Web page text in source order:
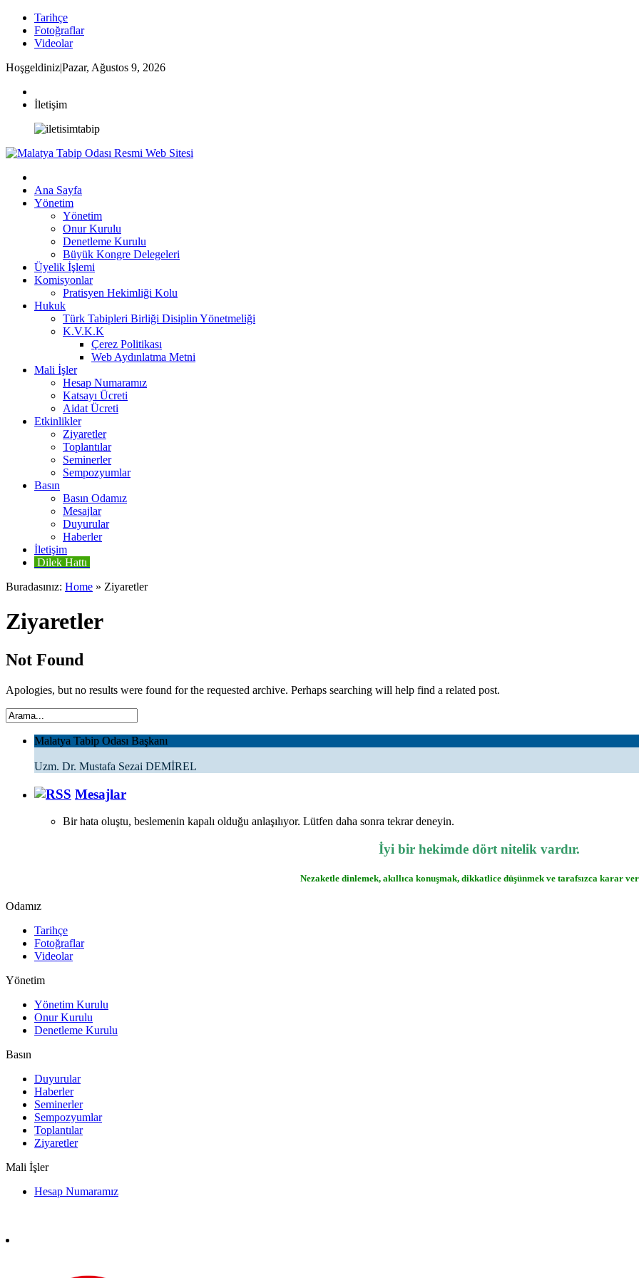
Tarihçe
Fotoğraflar
Videolar
Hoşgeldiniz|Pazar, Ağustos 9, 2026
İletişim
Ana Sayfa
Yönetim
Yönetim
Onur Kurulu
Denetleme Kurulu
Büyük Kongre Delegeleri
Üyelik İşlemi
Komisyonlar
Pratisyen Hekimliği Kolu
Hukuk
Türk Tabipleri Birliği Disiplin Yönetmeliği
K.V.K.K
Çerez Politikası
Web Aydınlatma Metni
Mali İşler
Hesap Numaramız
Katsayı Ücreti
Aidat Ücreti
Etkinlikler
Ziyaretler
Toplantılar
Seminerler
Sempozyumlar
Basın
Basın Odamız
Mesajlar
Duyurular
Haberler
İletişim
Dilek Hattı
Buradasınız: Home » Ziyaretler
Ziyaretler
Not Found
Apologies, but no results were found for the requested archive. Perhaps searching will help find a related post.
Malatya Tabip Odası Başkanı
Uzm. Dr. Mustafa Sezai DEMİREL
Mesajlar
Bir hata oluştu, beslemenin kapalı olduğu anlaşılıyor. Lütfen daha sonra tekrar deneyin.
İyi bir hekimde dört nitelik vardır.
Nezaketle dinlemek, akıllıca konuşmak, dikkatlice düşünmek ve tarafsızca karar
Odamız
Tarihçe
Fotoğraflar
Videolar
Yönetim
Yönetim Kurulu
Onur Kurulu
Denetleme Kurulu
Basın
Duyurular
Haberler
Seminerler
Sempozyumlar
Toplantılar
Ziyaretler
Mali İşler
Hesap Numaramız